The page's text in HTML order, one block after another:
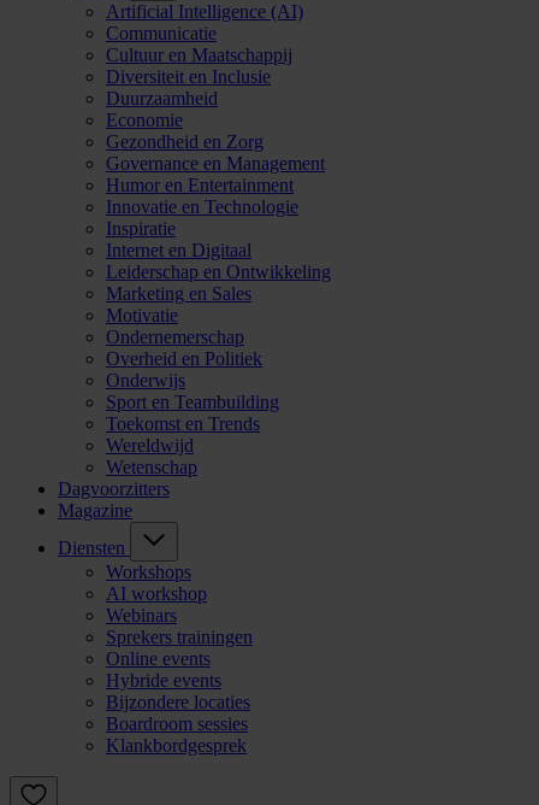
Artificial Intelligence (AI)
Communicatie
Cultuur en Maatschappij
Diversiteit en Inclusie
Duurzaamheid
Economie
Gezondheid en Zorg
Governance en Management
Humor en Entertainment
Innovatie en Technologie
Inspiratie
Internet en Digitaal
Leiderschap en Ontwikkeling
Marketing en Sales
Motivatie
Ondernemerschap
Overheid en Politiek
Onderwijs
Sport en Teambuilding
Toekomst en Trends
Wereldwijd
Wetenschap
Dagvoorzitters
Magazine
Diensten
Workshops
AI workshop
Webinars
Sprekers trainingen
Online events
Hybride events
Bijzondere locaties
Boardroom sessies
Klankbordgesprek